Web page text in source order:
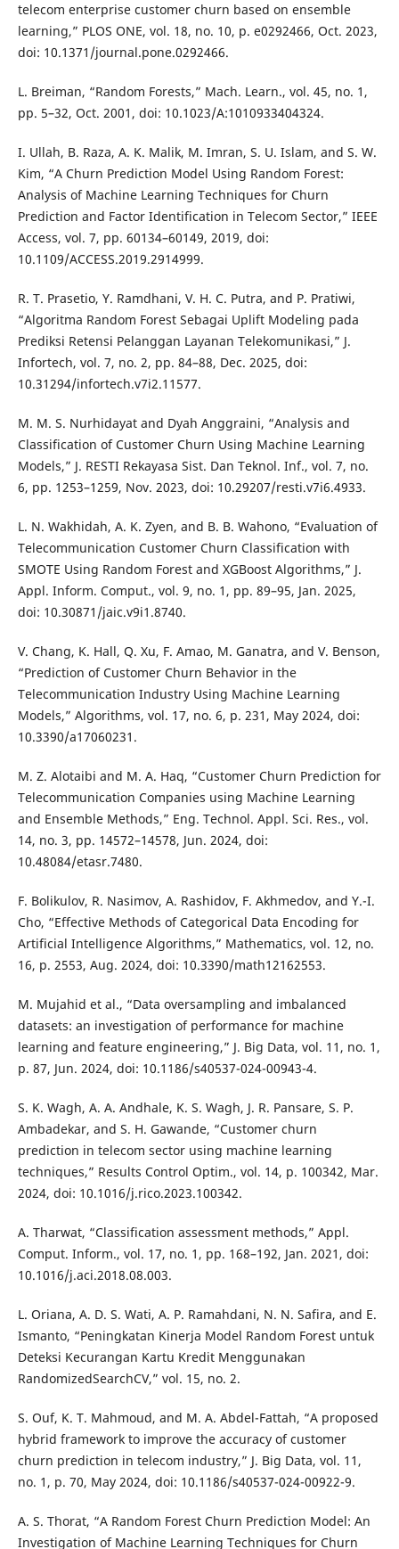
telecom enterprise customer churn based on ensemble
learning,” PLOS ONE, vol. 18, no. 10, p. e0292466, Oct. 2023,
doi: 10.1371/journal.pone.0292466.
L. Breiman, “Random Forests,” Mach. Learn., vol. 45, no. 1,
pp. 5–32, Oct. 2001, doi: 10.1023/A:1010933404324.
I. Ullah, B. Raza, A. K. Malik, M. Imran, S. U. Islam, and S. W.
Kim, “A Churn Prediction Model Using Random Forest:
Analysis of Machine Learning Techniques for Churn
Prediction and Factor Identification in Telecom Sector,” IEEE
Access, vol. 7, pp. 60134–60149, 2019, doi:
10.1109/ACCESS.2019.2914999.
R. T. Prasetio, Y. Ramdhani, V. H. C. Putra, and P. Pratiwi,
“Algoritma Random Forest Sebagai Uplift Modeling pada
Prediksi Retensi Pelanggan Layanan Telekomunikasi,” J.
Infortech, vol. 7, no. 2, pp. 84–88, Dec. 2025, doi:
10.31294/infortech.v7i2.11577.
M. M. S. Nurhidayat and Dyah Anggraini, “Analysis and
Classification of Customer Churn Using Machine Learning
Models,” J. RESTI Rekayasa Sist. Dan Teknol. Inf., vol. 7, no.
6, pp. 1253–1259, Nov. 2023, doi: 10.29207/resti.v7i6.4933.
L. N. Wakhidah, A. K. Zyen, and B. B. Wahono, “Evaluation of
Telecommunication Customer Churn Classification with
SMOTE Using Random Forest and XGBoost Algorithms,” J.
Appl. Inform. Comput., vol. 9, no. 1, pp. 89–95, Jan. 2025,
doi: 10.30871/jaic.v9i1.8740.
V. Chang, K. Hall, Q. Xu, F. Amao, M. Ganatra, and V. Benson,
“Prediction of Customer Churn Behavior in the
Telecommunication Industry Using Machine Learning
Models,” Algorithms, vol. 17, no. 6, p. 231, May 2024, doi:
10.3390/a17060231.
M. Z. Alotaibi and M. A. Haq, “Customer Churn Prediction for
Telecommunication Companies using Machine Learning
and Ensemble Methods,” Eng. Technol. Appl. Sci. Res., vol.
14, no. 3, pp. 14572–14578, Jun. 2024, doi:
10.48084/etasr.7480.
F. Bolikulov, R. Nasimov, A. Rashidov, F. Akhmedov, and Y.-I.
Cho, “Effective Methods of Categorical Data Encoding for
Artificial Intelligence Algorithms,” Mathematics, vol. 12, no.
16, p. 2553, Aug. 2024, doi: 10.3390/math12162553.
M. Mujahid et al., “Data oversampling and imbalanced
datasets: an investigation of performance for machine
learning and feature engineering,” J. Big Data, vol. 11, no. 1,
p. 87, Jun. 2024, doi: 10.1186/s40537-024-00943-4.
S. K. Wagh, A. A. Andhale, K. S. Wagh, J. R. Pansare, S. P.
Ambadekar, and S. H. Gawande, “Customer churn
prediction in telecom sector using machine learning
techniques,” Results Control Optim., vol. 14, p. 100342, Mar.
2024, doi: 10.1016/j.rico.2023.100342.
A. Tharwat, “Classification assessment methods,” Appl.
Comput. Inform., vol. 17, no. 1, pp. 168–192, Jan. 2021, doi:
10.1016/j.aci.2018.08.003.
L. Oriana, A. D. S. Wati, A. P. Ramahdani, N. N. Safira, and E.
Ismanto, “Peningkatan Kinerja Model Random Forest untuk
Deteksi Kecurangan Kartu Kredit Menggunakan
RandomizedSearchCV,” vol. 15, no. 2.
S. Ouf, K. T. Mahmoud, and M. A. Abdel-Fattah, “A proposed
hybrid framework to improve the accuracy of customer
churn prediction in telecom industry,” J. Big Data, vol. 11,
no. 1, p. 70, May 2024, doi: 10.1186/s40537-024-00922-9.
A. S. Thorat, “A Random Forest Churn Prediction Model: An
Investigation of Machine Learning Techniques for Churn